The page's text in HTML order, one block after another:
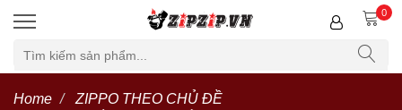
0
Home
ZIPPO THEO CHỦ ĐỀ